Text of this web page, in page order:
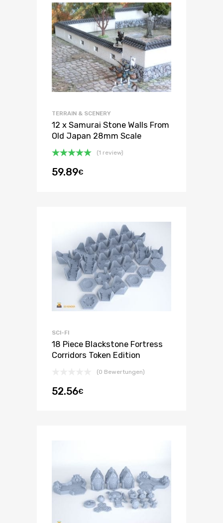
TERRAIN & SCENERY
12 x Samurai Stone Walls From
Old Japan 28mm Scale
mit5.00
(1 review)
59.89€
SCI-FI
18 Piece Blackstone Fortress
Corridors Token Edition
(0 Bewertungen)
52.56€